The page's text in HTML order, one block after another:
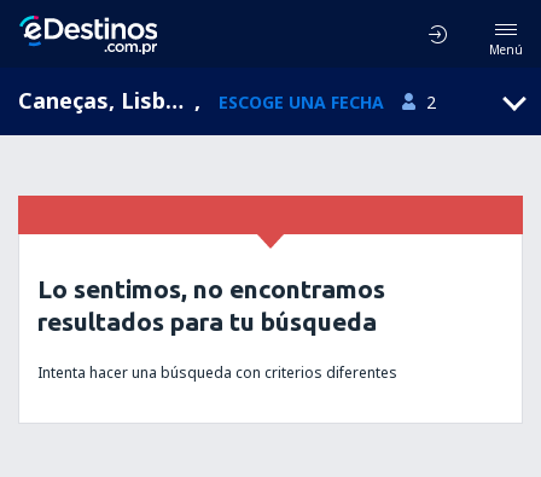
Menú
Caneças, Lisboa, Portugal , ESCOGE UNA FECHA 2
Lo sentimos, no encontramos
resultados para tu búsqueda
Intenta hacer una búsqueda con criterios diferentes